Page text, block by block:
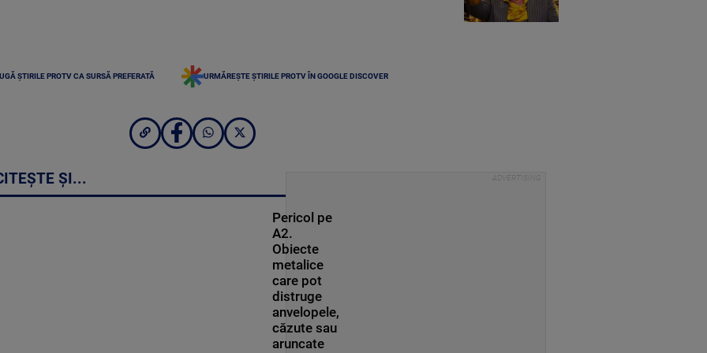
ȘTIRILE PROTV CA SURSĂ PREFERATĂ URMĂREȘTE ȘTIRILE PROTV ÎN GOOGLE DISCOVER
ȘI...
Pericol pe
A2.
Obiecte
metalice
care pot
distruge
anvelopele,
căzute sau
aruncate